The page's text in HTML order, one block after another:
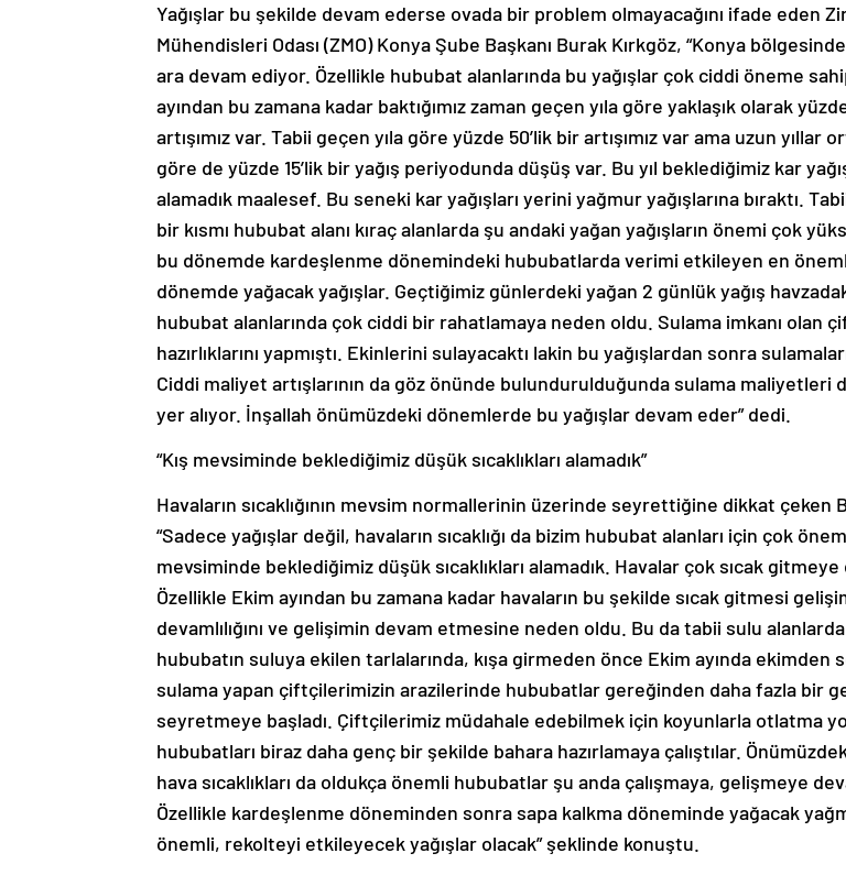
Yağışlar bu şekilde devam ederse ovada bir problem olmayacağını ifade eden
Mühendisleri Odası (ZMO) Konya Şube Başkanı Burak Kırkgöz, “Konya
ara devam ediyor. Özellikle hububat alanlarında bu yağışlar çok ciddi öneme
ayından bu zamana kadar baktığımız zaman geçen yıla göre yaklaşık olarak
artışımız var. Tabii geçen yıla göre yüzde 50’lik bir artışımız var ama uzun yıllar
göre de yüzde 15’lik bir yağış periyodunda düşüş var. Bu yıl beklediğimiz kar
alamadık maalesef. Bu seneki kar yağışları yerini yağmur yağışlarına bıraktı.
bir kısmı hububat alanı kıraç alanlarda şu andaki yağan yağışların önemi çok
bu dönemde kardeşlenme dönemindeki hububatlarda verimi etkileyen en
dönemde yağacak yağışlar. Geçtiğimiz günlerdeki yağan 2 günlük yağış
hububat alanlarında çok ciddi bir rahatlamaya neden oldu. Sulama imkanı olan
hazırlıklarını yapmıştı. Ekinlerini sulayacaktı lakin bu yağışlardan sonra
Ciddi maliyet artışlarının da göz önünde bulundurulduğunda sulama maliyetleri
yer alıyor. İnşallah önümüzdeki dönemlerde bu yağışlar devam eder” dedi.
“Kış mevsiminde beklediğimiz düşük sıcaklıkları alamadık”
Havaların sıcaklığının mevsim normallerinin üzerinde seyrettiğine dikkat çeken
“Sadece yağışlar değil, havaların sıcaklığı da bizim hububat alanları için çok
mevsiminde beklediğimiz düşük sıcaklıkları alamadık. Havalar çok sıcak
Özellikle Ekim ayından bu zamana kadar havaların bu şekilde sıcak gitmesi
devamlılığını ve gelişimin devam etmesine neden oldu. Bu da tabii sulu
hububatın suluya ekilen tarlalarında, kışa girmeden önce Ekim ayında ekimden
sulama yapan çiftçilerimizin arazilerinde hububatlar gereğinden daha fazla bir
seyretmeye başladı. Çiftçilerimiz müdahale edebilmek için koyunlarla otlatma
hububatları biraz daha genç bir şekilde bahara hazırlamaya çalıştılar.
hava sıcaklıkları da oldukça önemli hububatlar şu anda çalışmaya, gelişmeye
Özellikle kardeşlenme döneminden sonra sapa kalkma döneminde yağacak
önemli, rekolteyi etkileyecek yağışlar olacak” şeklinde konuştu.